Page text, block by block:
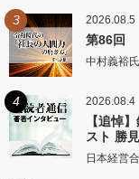
3 2026.08.5
第86回
中村義裕
4 2026.08.4
【追悼
スト 勝
日本経営